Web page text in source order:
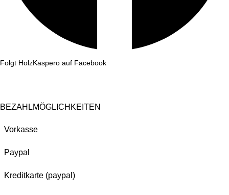
Folgt HolzKaspero auf Facebook
BEZAHLMÖGLICHKEITEN
Vorkasse
Paypal
Kreditkarte (paypal)